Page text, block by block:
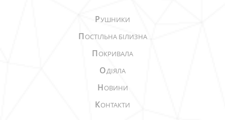
РУШНИКИ
ПОСТІЛЬНА БІЛИЗНА
ПОКРИВАЛА
ОДІЯЛА
НОВИНИ
КОНТАКТИ